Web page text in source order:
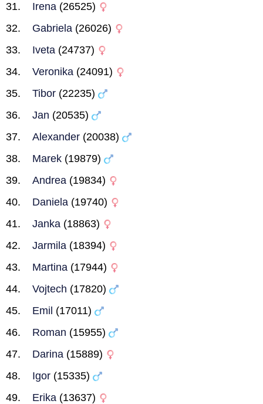
Irena (26525)
Gabriela (26026)
Iveta (24737)
Veronika (24091)
Tibor (22235)
Jan (20535)
Alexander (20038)
Marek (19879)
Andrea (19834)
Daniela (19740)
Janka (18863)
Jarmila (18394)
Martina (17944)
Vojtech (17820)
Emil (17011)
Roman (15955)
Darina (15889)
Igor (15335)
Erika (13637)